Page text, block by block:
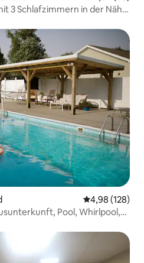
3 Schlafzimmern in der Nähe
4,98 (128)
Pool, Whirlpool,